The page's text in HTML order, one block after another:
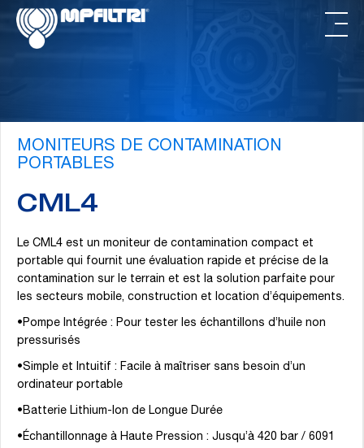
Passer
contenu
Passer
MONITEURS DE CONTAMINATION
PORTABLES
CML4
Le CML4 est un moniteur de contamination compact et
portable qui fournit une évaluation rapide et précise de la
contamination sur le terrain et est la solution parfaite pour
les secteurs mobile, construction et location d’équipements.
•Pompe Intégrée : Pour tester les échantillons d’huile non
pressurisés
•Simple et Intuitif : Facile à maîtriser sans besoin d’un
ordinateur portable
•Batterie Lithium-Ion de Longue Durée
•Échantillonnage à Haute Pression : Jusqu’à 420 bar / 6091